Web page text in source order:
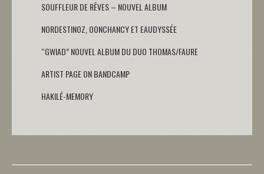
SOUFFLEUR DE RÊVES – NOUVEL ALBUM
NORDESTINOZ, OONCHANCY ET EAUDYSSÉE
“GWIAD” NOUVEL ALBUM DU DUO THOMAS/FAURE
ARTIST PAGE ON BANDCAMP
HAKILÉ-MEMORY